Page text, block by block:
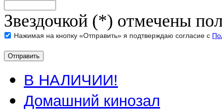
Звездочкой (*) отмечены
Нажимая на кнопку «Отправить» я подтверждаю согласие с
В НАЛИЧИИ!
Домашний кинозал